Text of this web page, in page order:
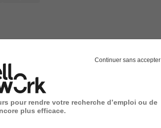
Continuer sans accepter
pour rendre votre recherche d’emploi ou de
plus efficace.